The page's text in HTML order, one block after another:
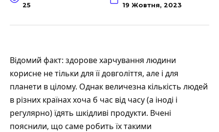
25 19 Жовтня, 2023
Відомий факт: здорове харчування людини
корисне не тільки для її довголіття, але і для
планети в цілому. Однак величезна кількість людей
в різних країнах хоча б час від часу (а іноді і
регулярно) їдять шкідливі продукти. Вчені
пояснили, що саме робить їх такими